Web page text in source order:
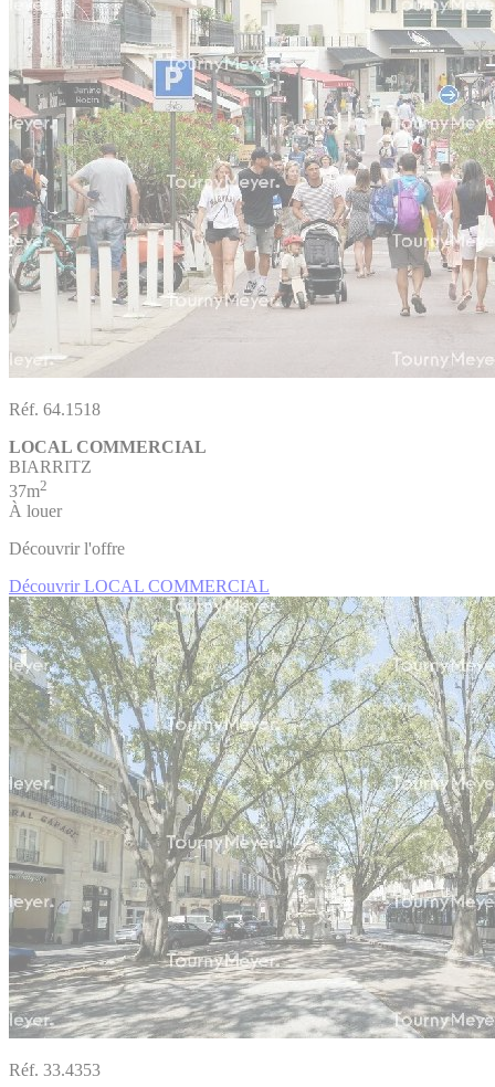
Réf. 64.1518
LOCAL COMMERCIAL
BIARRITZ
37m2
À louer
Découvrir l'offre
Découvrir LOCAL COMMERCIAL
Réf. 33.4353